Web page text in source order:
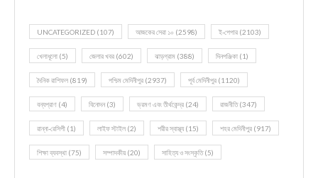
UNCATEGORIZED (107) আজকের সেরা ১০ (2598) ই-পেপার (2103)
খেলাধূলো (5) জেলার খবর (602) ঝাড়গ্রাম (388) দিনপঞ্জিকা (1)
দৈনিক রাশিফল (819) পশ্চিম মেদিনীপুর (2937) পূর্ব মেদিনীপুর (1120)
বন্যপ্রাণ (4) বিনোদন(3) ভ্রমণ এবং তীর্থকেন্দ্র (24) রাজনীতি(347)
রান্না-রেসিপী (1) লাইফ স্টাইল (2) শরীর স্বাস্থ্য (15) শহর মেদিনীপুর (917)
শিক্ষা ব্যবস্থা (75) সম্পাদকীয় (20) সাহিত্য ও সংস্কৃতি(5)